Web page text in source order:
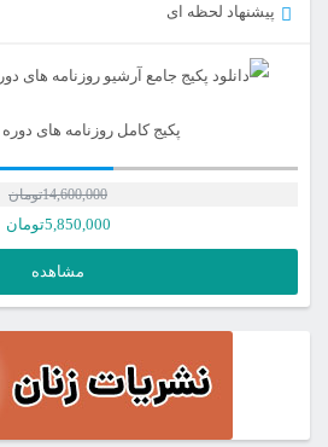
پیشنهاد لحظه ای
پکیج کامل روزنامه های
14,600,000تومان
14,600,000تومان
5,850,000تومان
فعلی
5,850,000تومان
مشاهده